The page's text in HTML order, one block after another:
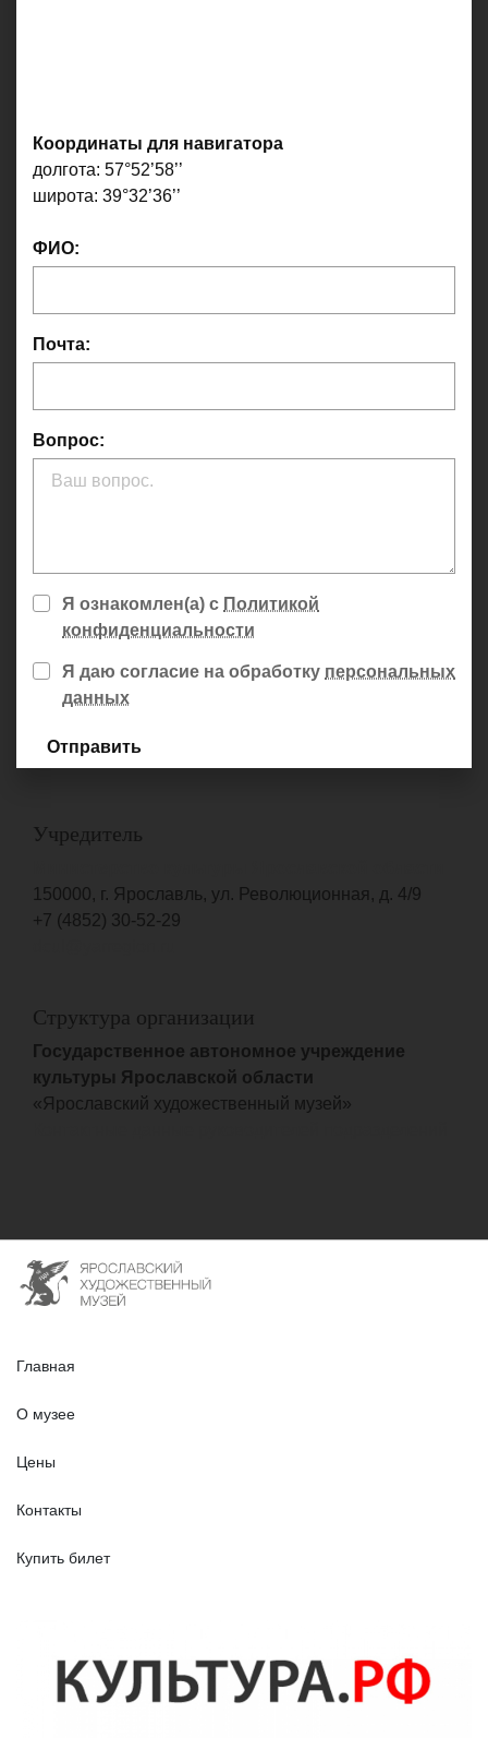
Координаты для навигатора
долгота: 57°52’58’’
широта: 39°32’36’’
ФИО:
Почта:
Вопрос:
Я ознакомлен(а) с Политикой
конфиденциальности
Я даю согласие на обработку персональных
данных
Отправить
Учредитель
150000, г. Ярославль, ул. Революционная, д. 4/9
+7 (4852) 30-52-29
Структура организации
Государственное автономное учреждение
культуры Ярославской области
«Ярославский художественный музей»
Главная
О музее
Цены
Контакты
Купить билет